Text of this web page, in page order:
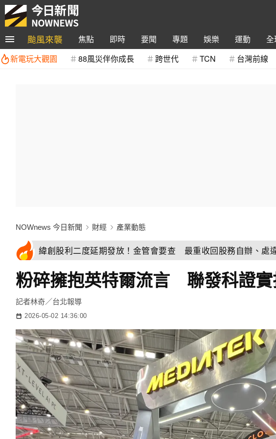
颱風來襲 焦點 即時 要聞 專題 娛樂 運動 全
新電玩大觀園
88風災伴你成長 跨世代 TCN 台灣前線
NOWnews 今日新聞 財經 產業動態
緯創股利二度延期發放！金管會要查 最重收回股務自辦、處
粉碎擁抱英特爾流言 聯發科證
記者林奇／台北報導
2026-05-02 14:36:00